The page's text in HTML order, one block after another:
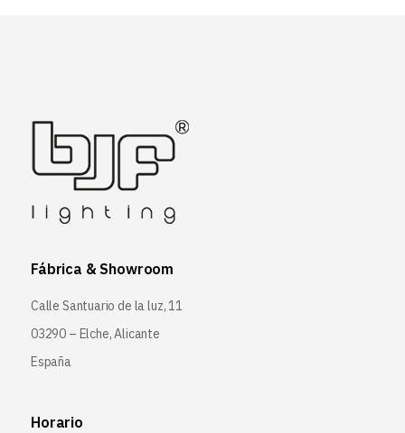
Fábrica & Showroom
Calle Santuario de la luz, 11
03290 – Elche, Alicante
España
Horario